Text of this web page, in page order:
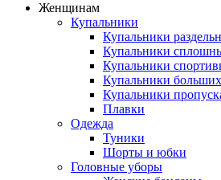
Женщинам
Купальники
Купальники
Купальники
Купальники
Купальники
Купальники
Плавки
Одежда
Туники
Шорты и юбки
Головные уборы